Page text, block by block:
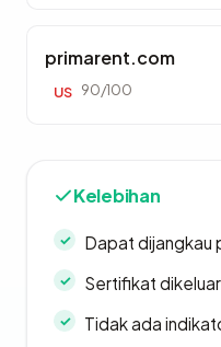
primarent.com
US 90/100
Kelebihan
Dapat dijangkau
Sertifikat
Tidak ada